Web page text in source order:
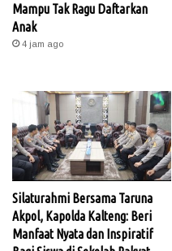
Mampu Tak Ragu Daftarkan
Anak
4 jam ago
Silaturahmi Bersama Taruna
Akpol, Kapolda Kalteng: Beri
Manfaat Nyata dan Inspiratif